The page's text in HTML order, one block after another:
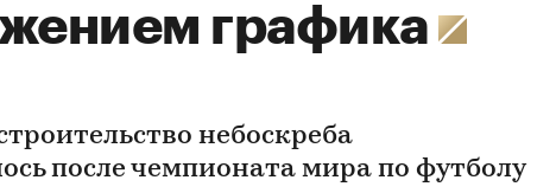
графика
небоскреба
после чемпионата мира по футболу